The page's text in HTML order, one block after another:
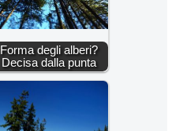
Forma degli alberi?
Decisa dalla punta